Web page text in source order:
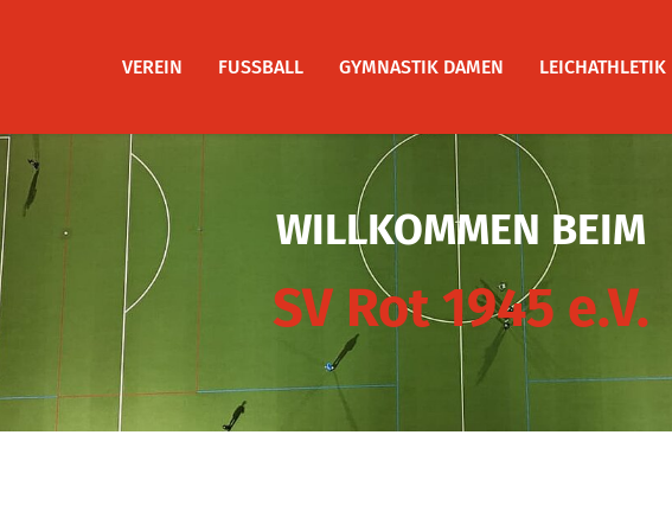
VEREIN FUSSBALL GYMNASTIK DAMEN LEICHATHLETIK
WILLKOMMEN BEIM
SV Rot 1945 e.V.